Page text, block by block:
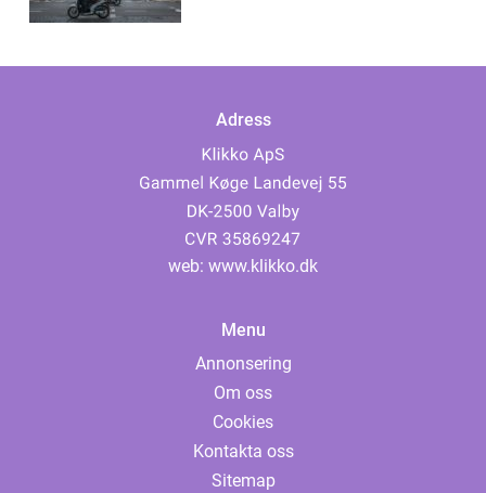
Adress
web: www.klikko.dk
Menu
Annonsering
Om oss
Cookies
Kontakta oss
Sitemap